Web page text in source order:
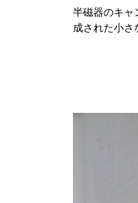
半磁器のキャ
成された小さ